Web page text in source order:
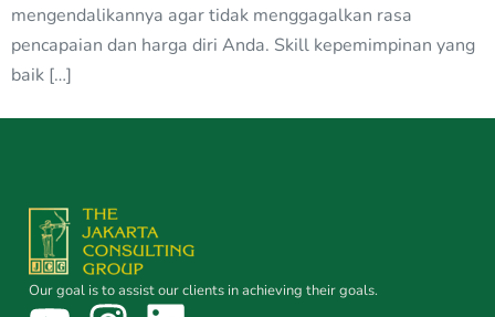
mengendalikannya agar tidak menggagalkan rasa
pencapaian dan harga diri Anda. Skill kepemimpinan yang
baik […]
Our goal is to assist our clients in achieving their goals.